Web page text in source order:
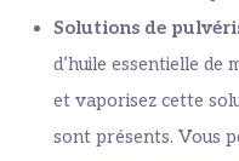
Solutions de
d’huile essentielle de
et vaporisez cette
sont présents. Vous